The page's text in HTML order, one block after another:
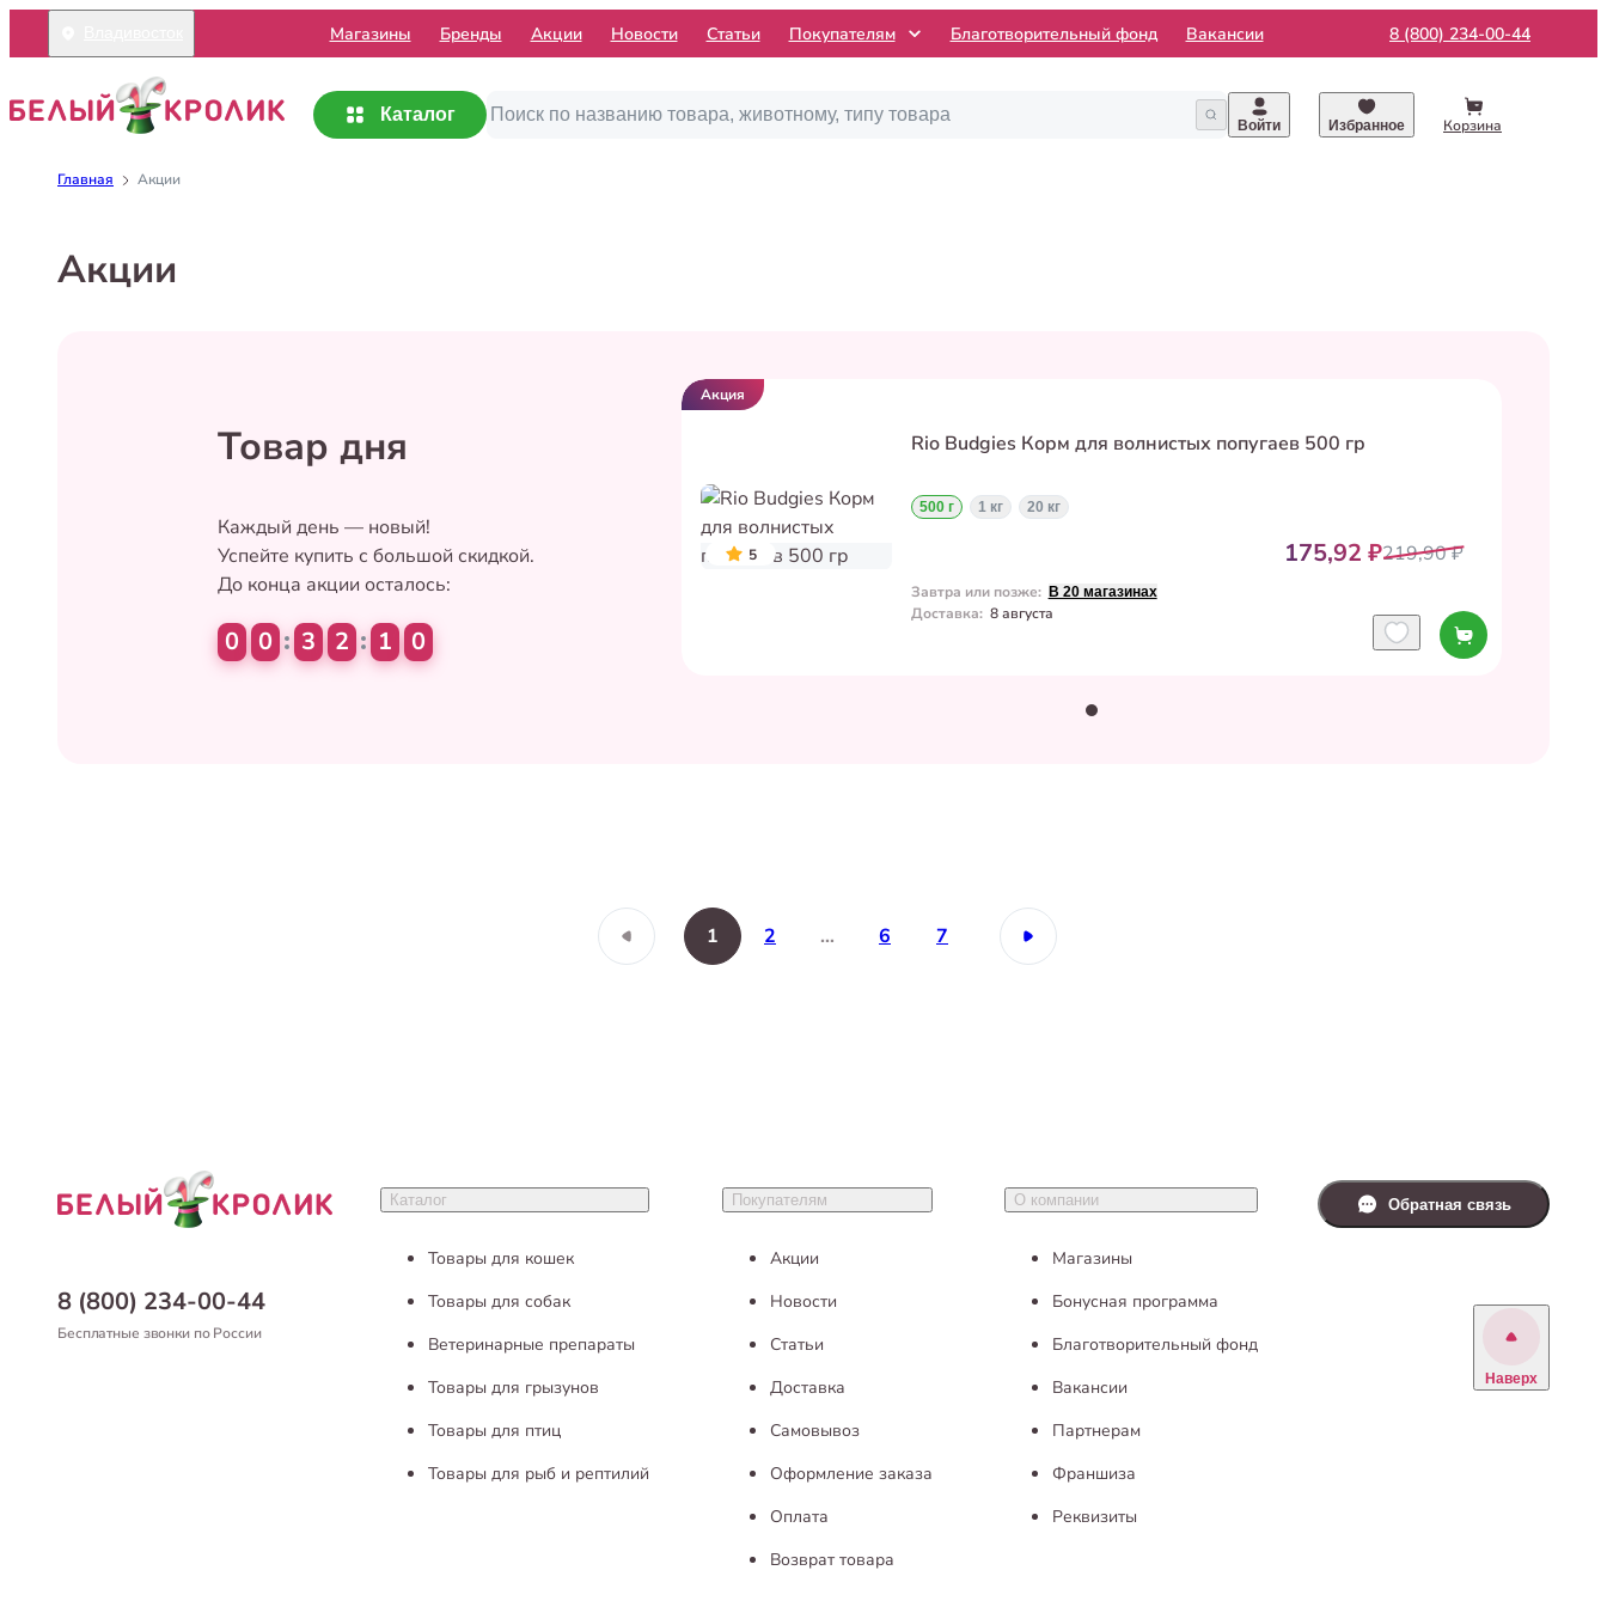
Mагазины Бренды Акции Новости Статьи Покупателям Благотворительный фонд Вакансии 8 (800) 234-00-44
Каталог
Войти Избранное Корзина
Главная Акции
Акции
Товар дня
Каждый день — новый!
Успейте купить с большой скидкой.
До конца акции осталось:
0 0 3 2 0 9
Акция
5
Rio Budgies Корм для волнистых попугаев 500 гр
500 г 1 кг 20 кг
175,92 ₽219,90 ₽
Завтра или позже: В 20 магазинах
Доставка: 8 августа
1 2 … 6 7
8 (800) 234-00-44
Бесплатные звонки по России
Каталог
Товары для кошек
Товары для собак
Ветеринарные препараты
Товары для грызунов
Товары для птиц
Товары для рыб и рептилий
Покупателям
Акции
Новости
Статьи
Доставка
Самовывоз
Оформление заказа
Оплата
Возврат товара
О компании
Магазины
Бонусная программа
Благотворительный фонд
Вакансии
Партнерам
Франшиза
Реквизиты
Обратная связь
Наверх